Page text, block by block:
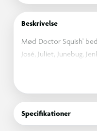
Beskrivelse
Mød Doctor Squish'
José, Juliet, Junebug,
Med Putty Buddies
verden. Hver dåse
Du kan også lave DIN
Specifikationer